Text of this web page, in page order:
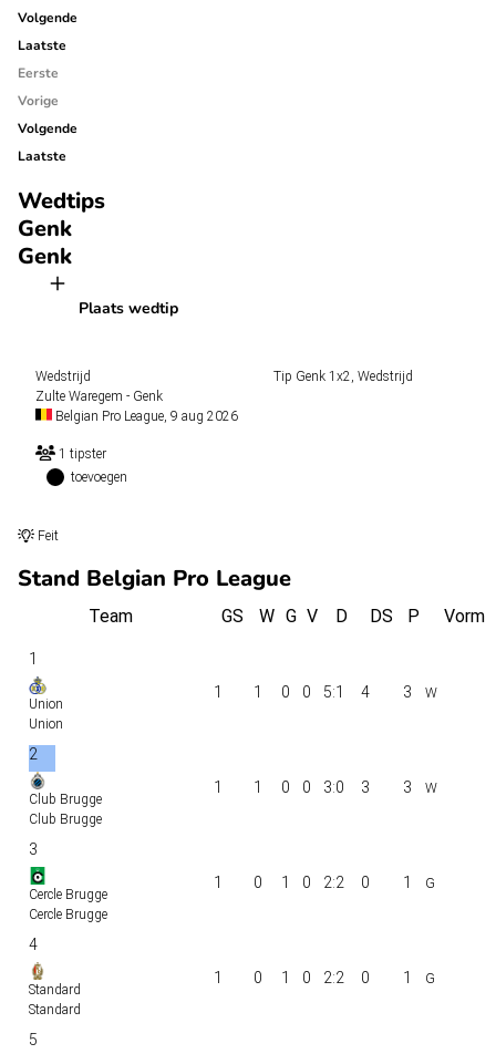
Volgende
Laatste
Eerste
Vorige
Volgende
Laatste
Wedtips
Genk
Genk
Plaats wedtip
Wedstrijd
Zulte Waregem - Genk
Belgian Pro League, 9 aug 2026
Tip Genk 1x2, Wedstrijd
1 tipster
toevoegen
Feit
Stand Belgian Pro League
Team GS W G V D DS P Vorm
1
Union
Union
1 1 0 0 5:1 4 3
2
Club Brugge
Club Brugge
1 1 0 0 3:0 3 3
3
Cercle Brugge
Cercle Brugge
1 0 1 0 2:2 0 1
4
Standard
Standard
1 0 1 0 2:2 0 1
5